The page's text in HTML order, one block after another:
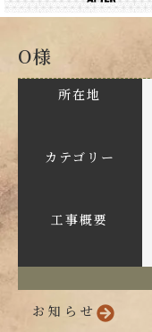
O様
所在地
カテゴリー
工事概要
お知らせ